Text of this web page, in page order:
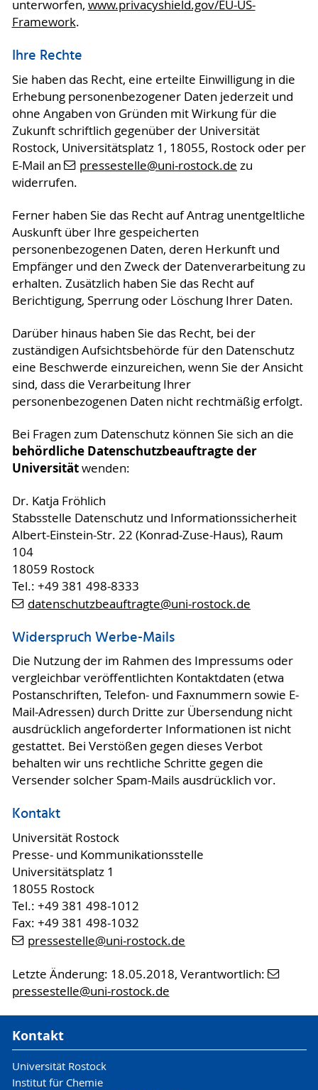
unterworfen, www.privacyshield.gov/EU-US-
Framework.
Ihre Rechte
Sie haben das Recht, eine erteilte Einwilligung in die
Erhebung personenbezogener Daten jederzeit und
ohne Angaben von Gründen mit Wirkung für die
Zukunft schriftlich gegenüber der Universität
Rostock, Universitätsplatz 1, 18055, Rostock oder per
E-Mail an
pressestelle@uni-rostock.de zu
widerrufen.
Ferner haben Sie das Recht auf Antrag unentgeltliche
Auskunft über Ihre gespeicherten
personenbezogenen Daten, deren Herkunft und
Empfänger und den Zweck der Datenverarbeitung zu
erhalten. Zusätzlich haben Sie das Recht auf
Berichtigung, Sperrung oder Löschung Ihrer Daten.
Darüber hinaus haben Sie das Recht, bei der
zuständigen Aufsichtsbehörde für den Datenschutz
eine Beschwerde einzureichen, wenn Sie der Ansicht
sind, dass die Verarbeitung Ihrer
personenbezogenen Daten nicht rechtmäßig erfolgt.
Bei Fragen zum Datenschutz können Sie sich an die
behördliche Datenschutzbeauftragte der
Universitätwenden:
Dr. Katja Fröhlich
Stabsstelle Datenschutz und Informationssicherheit
Albert-Einstein-Str. 22 (Konrad-Zuse-Haus), Raum
104
18059 Rostock
Tel.: +49 381 498-8333
datenschutzbeauftragte@uni-rostock.de
Widerspruch Werbe-Mails
Die Nutzung der im Rahmen des Impressums oder
vergleichbar veröffentlichten Kontaktdaten (etwa
Postanschriften, Telefon- und Faxnummern sowie E-
Mail-Adressen) durch Dritte zur Übersendung nicht
ausdrücklich angeforderter Informationen ist nicht
gestattet. Bei Verstößen gegen dieses Verbot
behalten wir uns rechtliche Schritte gegen die
Versender solcher Spam-Mails ausdrücklich vor.
Kontakt
Universität Rostock
Presse- und Kommunikationsstelle
Universitätsplatz 1
18055 Rostock
Tel.: +49 381 498-1012
Fax: +49 381 498-1032
pressestelle@uni-rostock.de
Letzte Änderung: 18.05.2018, Verantwortlich:
pressestelle@uni-rostock.de
Kontakt
Universität Rostock
Institut für Chemie